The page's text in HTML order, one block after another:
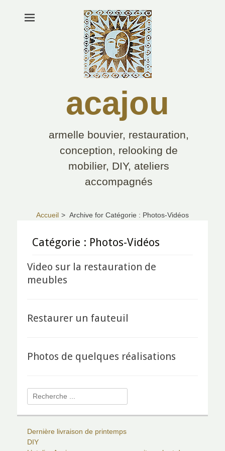
acajou
armelle bouvier, restauration,
conception, relooking de
mobilier, DIY, ateliers
accompagnés
Accueil > Archive for Catégorie : Photos-Vidéos
Catégorie : Photos-Vidéos
Video sur la restauration de
meubles
Restaurer un fauteuil
Photos de quelques réalisations
Rechercher :
Dernière livraison de printemps
DIY